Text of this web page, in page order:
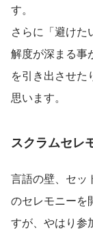
す。
さらに「避けた
解度が深まる事
を引き出させた
思います。
スクラムセレ
言語の壁、セッ
のセレモニーを
すが、やはり参